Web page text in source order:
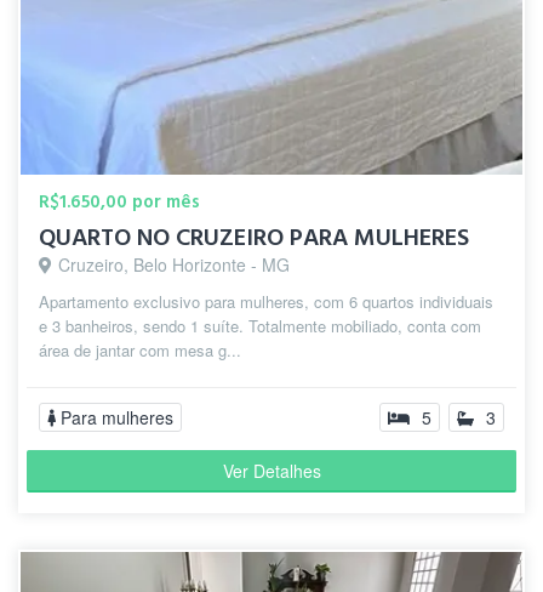
" Bairro com fácil acesso a savassi, alto
da av. Afonso pena e toda zona sul de
B.H. "
M.
há 3R$1.650,00 por mês
QUARTO NO CRUZEIRO PARA MULHERES
Cruzeiro, Belo Horizonte - MG
Apartamento exclusivo para mulheres, com 6 quartos individuais
e 3 banheiros, sendo 1 suíte. Totalmente mobiliado, conta com
área de jantar com mesa g...
Para mulheres 5 3
Ver Detalhes